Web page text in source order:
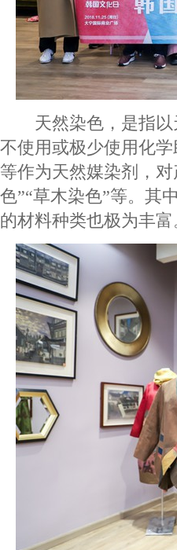
天然染色，是指以
不使用或极少使用化
等作为天然媒染剂，
色”“草木染色”等。其
的材料种类也极为丰富